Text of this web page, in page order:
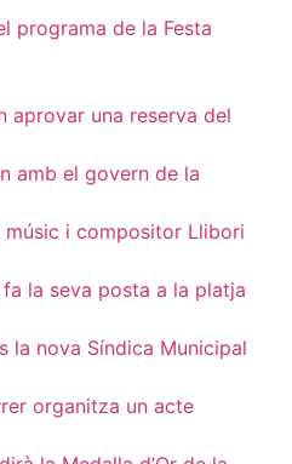
programa de la Festa
aprovar una reserva del
amb el govern de la
i compositor Llibori
la seva posta a la platja
la nova Síndica Municipal
organitza un acte